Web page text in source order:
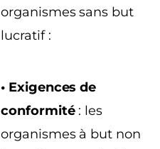
organismes sans but
lucratif :
• Exigences de
conformité : les
organismes à but non